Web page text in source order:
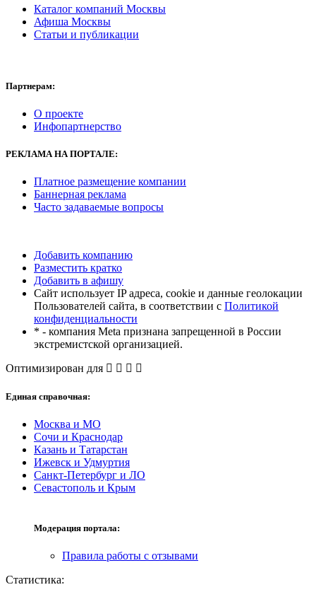
Каталог компаний Москвы
Афиша Москвы
Статьи и публикации
Партнерам:
О проекте
Инфопартнерство
РЕКЛАМАНА ПОРТАЛЕ:
Платное размещение компании
Баннерная реклама
Часто задаваемые вопросы
Добавить компанию
Разместить кратко
Добавить в афишу
Сайт использует IP адреса, cookie и данные геолокации
Пользователей сайта, в соответствии с Политикой
конфиденциальности
* - компания Meta признана запрещенной в России
экстремистской организацией.
Оптимизирован для
Единая справочная:
Москва и МО
Сочи и Краснодар
Казань и Татарстан
Ижевск и Удмуртия
Санкт-Петербург и ЛО
Севастополь и Крым
Модерация портала:
Правила работы с отзывами
Статистика: